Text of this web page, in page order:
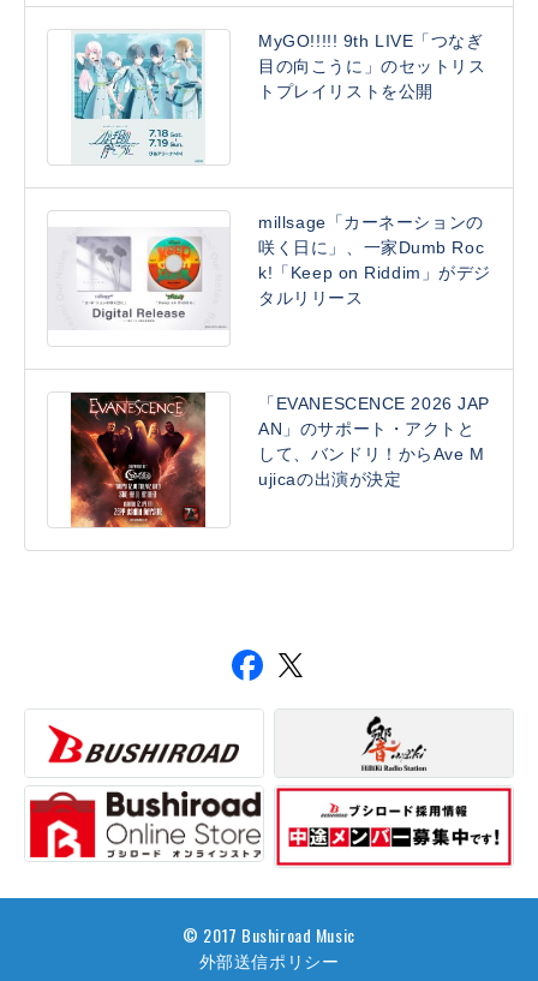
MyGO!!!!! 9th LIVE「つなぎ
目の向こうに」のセットリス
トプレイリストを公開
millsage「カーネーションの
咲く日に」、一家Dumb Roc
k!「Keep on Riddim」がデジ
タルリリース
「EVANESCENCE 2026 JAP
AN」のサポート・アクトと
して、バンドリ！からAve M
ujicaの出演が決定
© 2017 Bushiroad Music
外部送信ポリシー